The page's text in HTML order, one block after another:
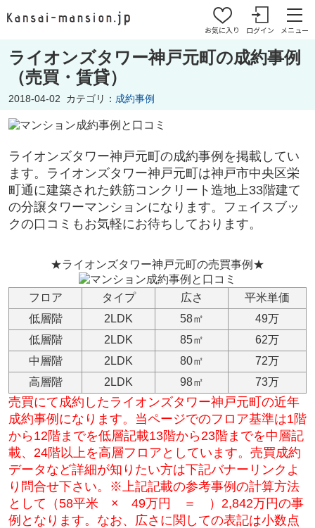
お気に入り ログイン メニュー
ライオンズタワー神戸元町の成約事例
（売買・賃貸）
2018-04-02 カテゴリ： 成約事例
ライオンズタワー神戸元町の成約事例を掲載してい
ます。ライオンズタワー神戸元町は神戸市中央区栄
町通に建築された鉄筋コンクリート造地上33階建て
の分譲タワーマンションになります。フェイスブッ
クの口コミもお気軽にお待ちしております。
★ライオンズタワー神戸元町の売買事例★
フロア タイプ 広さ
平米単価
低層階
2LDK 58㎡
49万
低層階
2LDK 85㎡
62万
中層階
2LDK 80㎡
72万
高層階
2LDK 98㎡ 73万
売買にて成約したライオンズタワー神戸元町の近年
成約事例になります。当ページでのフロア基準は1階
から12階までを低層記載13階から23階までを中層記
載、24階以上を高層フロアとしています。売買成約
データなど詳細が知りたい方は下記バナーリンクよ
り問合せ下さい。※上記記載の参考事例の計算方法
として（58平米 × 49万円 ＝ ）2,842万円の事
例となります。なお、広さに関しての表記は小数点